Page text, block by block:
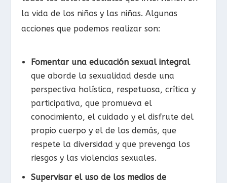
la vida de los niños y las niñas. Algunas
acciones que podemos realizar son:
Fomentar una educación sexual integral
que aborde la sexualidad desde una
perspectiva holística, respetuosa, crítica y
participativa, que promueva el
conocimiento, el cuidado y el disfrute del
propio cuerpo y el de los demás, que
respete la diversidad y que prevenga los
riesgos y las violencias sexuales.
Supervisar el uso de los medios de